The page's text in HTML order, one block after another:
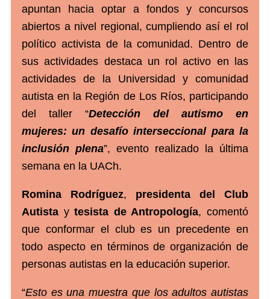
apuntan hacia optar a fondos y concursos
abiertos a nivel regional, cumpliendo así el rol
político activista de la comunidad. Dentro de
sus actividades destaca un rol activo en las
actividades de la Universidad y comunidad
autista en la Región de Los Ríos, participando
del taller “Detección del autismo en
mujeres: un desafío interseccional para la
inclusión plena”, evento realizado la última
semana en la UACh.
Romina Rodríguez, presidenta del Club
Autista ytesista de Antropología, comentó
que conformar el club es un precedente en
todo aspecto en términos de organización de
personas autistas en la educación superior.
“Esto es una muestra que los adultos autistas